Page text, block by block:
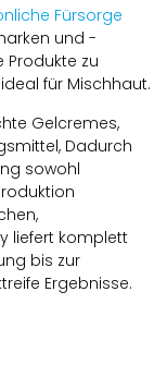
Fürsorge
und -
zu
für Mischhaut.
Gelcremes,
Dadurch
sowohl
liefert komplett
bis zur
Ergebnisse.